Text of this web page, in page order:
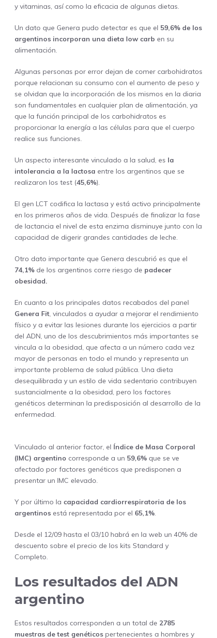
y vitaminas, así como la eficacia de algunas dietas.
Un dato que Genera pudo detectar es que el 59,6% de los
argentinos incorporan una dieta low carb en su
alimentación.
Algunas personas por error dejan de comer carbohidratos
porque relacionan su consumo con el aumento de peso y
se olvidan que la incorporación de los mismos en la diaria
son fundamentales en cualquier plan de alimentación, ya
que la función principal de los carbohidratos es
proporcionar la energía a las células para que el cuerpo
realice sus funciones.
Un aspecto interesante vinculado a la salud, es la
intolerancia a la lactosa entre los argentinos que se
realizaron los test (45,6%).
El gen LCT codifica la lactasa y está activo principalmente
en los primeros años de vida. Después de finalizar la fase
de lactancia el nivel de esta enzima disminuye junto con la
capacidad de digerir grandes cantidades de leche.
Otro dato importante que Genera descubrió es que el
74,1% de los argentinos corre riesgo de padecer
obesidad.
En cuanto a los principales datos recabados del panel
Genera Fit, vinculados a ayudar a mejorar el rendimiento
físico y a evitar las lesiones durante los ejercicios a partir
del ADN, uno de los descubrimientos más importantes se
vincula a la obesidad, que afecta a un número cada vez
mayor de personas en todo el mundo y representa un
importante problema de salud pública. Una dieta
desequilibrada y un estilo de vida sedentario contribuyen
sustancialmente a la obesidad, pero los factores
genéticos determinan la predisposición al desarrollo de la
enfermedad.
Vinculado al anterior factor, el Índice de Masa Corporal
(IMC) argentino corresponde a un 59,6% que se ve
afectado por factores genéticos que predisponen a
presentar un IMC elevado.
Y por último la capacidad cardiorrespiratoria de los
argentinos está representada por el 65,1%.
Desde el 12/09 hasta el 03/10 habrá en la web un 40% de
descuento sobre el precio de los kits Standard y
Completo.
Los resultados del ADN
argentino
Estos resultados corresponden a un total de 2785
muestras de test genéticos pertenecientes a hombres y